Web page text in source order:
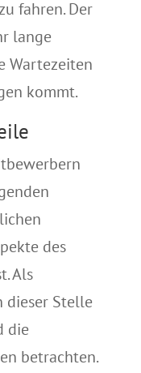
fahren. Der
lange
Wartezeiten
kommt.
des
Als
dieser Stelle
die
betrachten.